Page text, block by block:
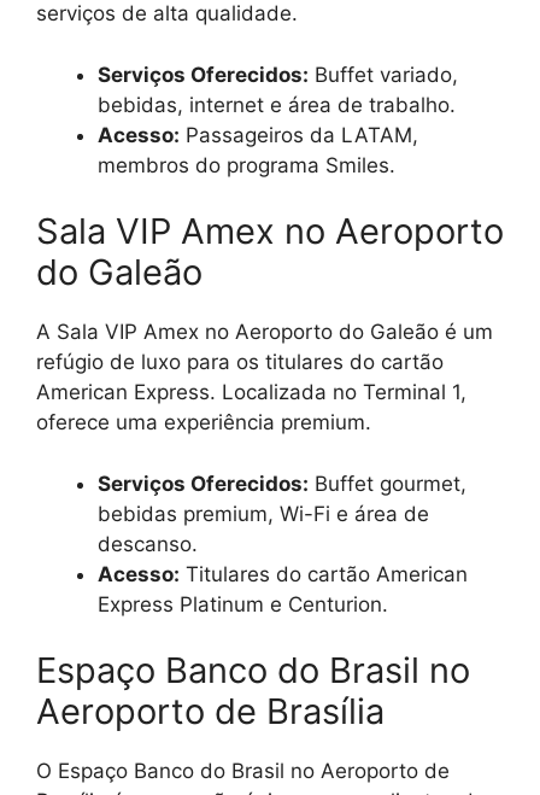
serviços de alta qualidade.
Serviços Oferecidos: Buffet variado,
bebidas, internet e área de trabalho.
Acesso: Passageiros da LATAM,
membros do programa Smiles.
Sala VIP Amex no Aeroporto
do Galeão
A Sala VIP Amex no Aeroporto do Galeão é um
refúgio de luxo para os titulares do cartão
American Express. Localizada no Terminal 1,
oferece uma experiência premium.
Serviços Oferecidos: Buffet gourmet,
bebidas premium, Wi-Fi e área de
descanso.
Acesso: Titulares do cartão American
Express Platinum e Centurion.
Espaço Banco do Brasil no
Aeroporto de Brasília
O Espaço Banco do Brasil no Aeroporto de